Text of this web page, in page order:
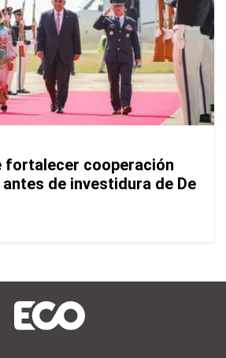
fortalecer cooperación
de investidura de De